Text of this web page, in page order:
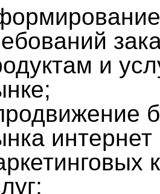
и
интернет